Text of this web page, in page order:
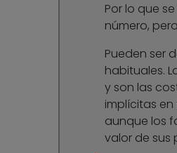
Por lo que
número,
Pueden ser
habituales.
y son las
implícitas en
aunque los
valor de sus